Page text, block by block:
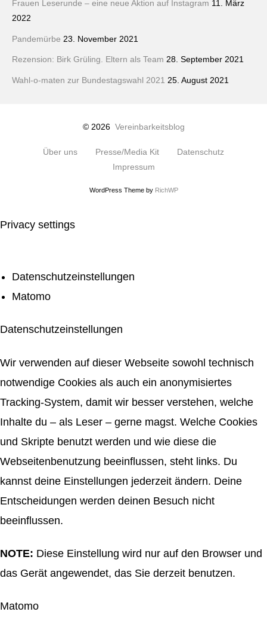
Frauen Leserunde – eine neue Aktion auf Instagram 11. März
2022
Pandemürbe 23. November 2021
Rezension: Birk Grüling. Eltern als Team 28. September 2021
Wahl-o-maten zur Bundestagswahl 2021 25. August 2021
© 2026 Vereinbarkeitsblog
Über uns Presse/Media Kit
Datenschutz
Impressum
WordPress Theme by RichWP
Privacy settings
Datenschutzeinstellungen
Matomo
Datenschutzeinstellungen
Wir verwenden auf dieser Webseite sowohl technisch
notwendige Cookies als auch ein anonymisiertes
Tracking-System, damit wir besser verstehen, welche
Inhalte du – als Leser – gerne magst. Welche Cookies
und Skripte benutzt werden und wie diese die
Webseitenbenutzung beeinflussen, steht links. Du
kannst deine Einstellungen jederzeit ändern. Deine
Entscheidungen werden deinen Besuch nicht
beeinflussen.
NOTE: Diese Einstellung wird nur auf den Browser und
das Gerät angewendet, das Sie derzeit benutzen.
Matomo